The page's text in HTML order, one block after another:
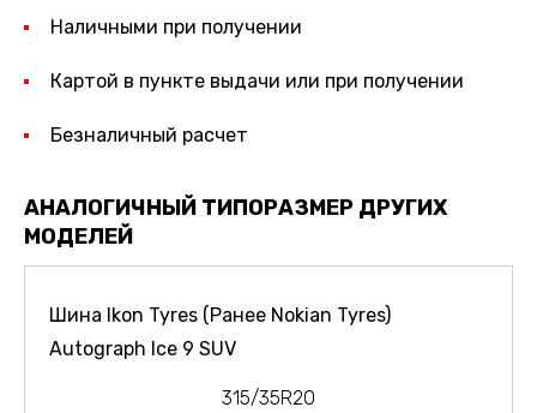
Наличными при получении
Картой в пункте выдачи или при получении
Безналичный расчет
АНАЛОГИЧНЫЙ ТИПОРАЗМЕР ДРУГИХ
МОДЕЛЕЙ
Шина Ikon Tyres (Ранее Nokian Tyres)
Autograph Ice 9 SUV
315/35R20